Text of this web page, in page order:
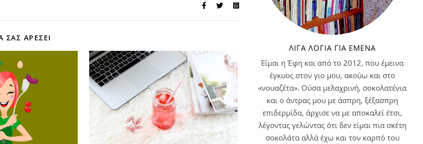
ΣΑΣ ΑΡΈΣΕΙ
ΛΊΓΑ ΛΌΓΙΑ ΓΙΑ ΕΜΈΝΑ
Είμαι η Έφη και από το 2012, που έμεινα
έγκυος στον γιο μου, ακούω και στο
«νουαζέτα». Ούσα μελαχρινή, σοκολατένια
και ο άντρας μου με άσπρη, ξέξασπρη
επιδερμίδα, άρχισε να με αποκαλεί έτσι,
λέγοντας γελώντας ότι δεν είμαι πια σκέτη
σοκολάτα αλλά έχω και τον καρπό του